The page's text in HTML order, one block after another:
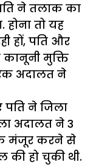
ने तलाक का
तो यह
हों, पति और
मुक्ति
अदालत ने
ने जिला
अदालत ने 3
मंजूर करने से
की हो चुकी थी.